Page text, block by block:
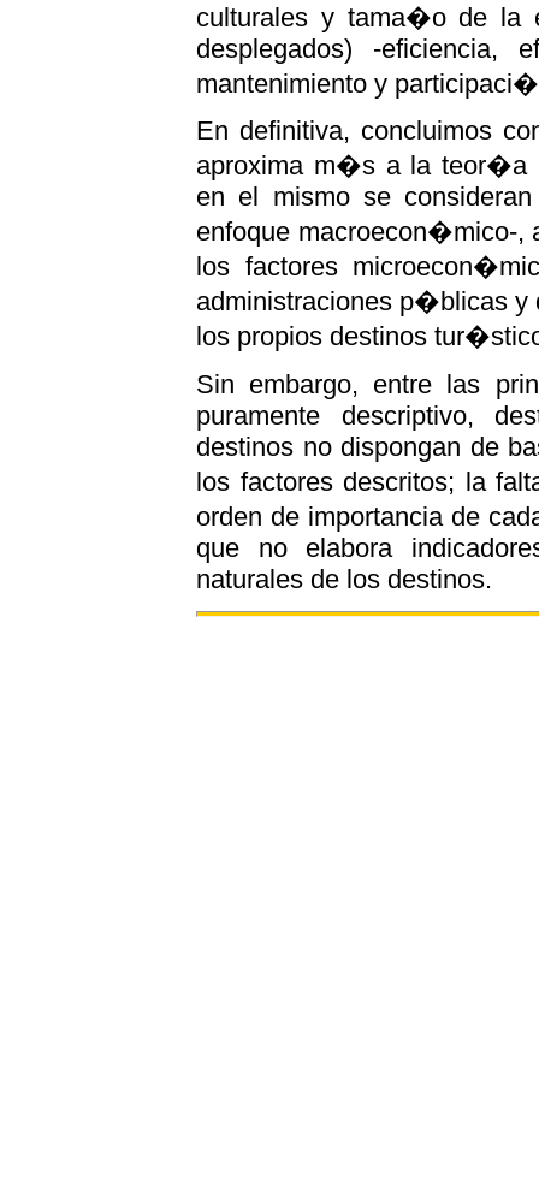
culturales y tama�o de la
desplegados) -eficiencia,
mantenimiento y
En definitiva, concluimos
aproxima m�s a la teor�a
en el mismo se
enfoque macroecon�mico-
los factores
administraciones p�blicas
los propios destinos
Sin embargo, entre las
puramente descriptivo,
destinos no dispongan de
los factores descritos; la
orden de importancia de
que no elabora
naturales de los destinos.